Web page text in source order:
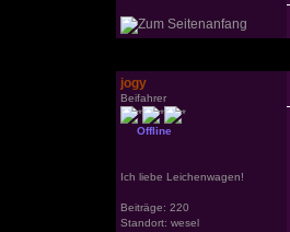
jogy
Beifahrer
Offline
Ich liebe Leichenwagen!
Beiträge: 220
Standort: wesel